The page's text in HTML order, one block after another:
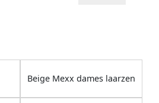
Beige Mexx dames laarzen